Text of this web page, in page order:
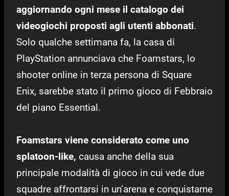
aggiornando ogni mese il catalogo dei
videogiochi proposti agli utenti abbonati.
Solo qualche settimana fa, la casa di
PlayStation annunciava che Foamstars, lo
shooter online in terza persona di Square
Enix, sarebbe stato il primo gioco di Febbraio
del piano Essential.
Foamstars viene considerato come uno
splatoon-like, causa anche della sua
principale modalità di gioco in cui vede due
squadre affrontarsi in un’arena e conquistarne